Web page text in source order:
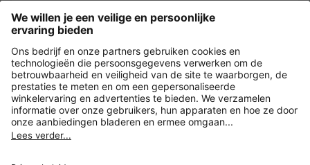
Nederland
Payment and Delivery
Versleuteling met